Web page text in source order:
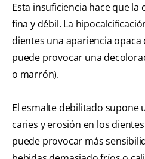
Esta insuficiencia hace que la
fina y débil. La
dientes una apariencia opaca
puede provocar una
o marrón).
El esmalte debilitado supone
caries y erosión en los
puede provocar más